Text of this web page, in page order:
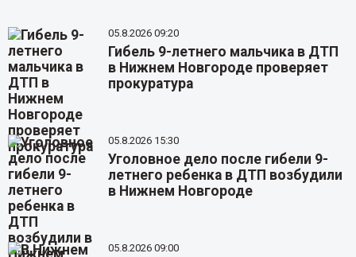
05.8.2026 09:20
Гибель 9-летнего мальчика в ДТП
в Нижнем Новгороде проверяет
прокуратура
05.8.2026 15:30
Уголовное дело после гибели 9-
летнего ребенка в ДТП возбудили
в Нижнем Новгороде
05.8.2026 09:00